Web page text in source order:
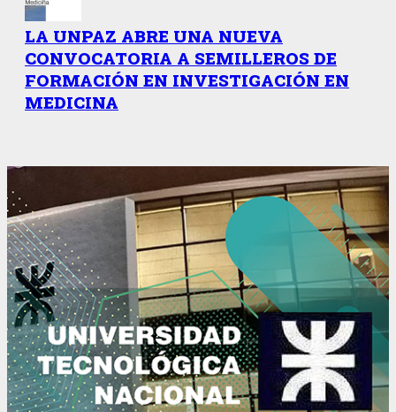
LA UNPAZ ABRE UNA NUEVA
CONVOCATORIA A SEMILLEROS DE
FORMACIÓN EN INVESTIGACIÓN EN
MEDICINA